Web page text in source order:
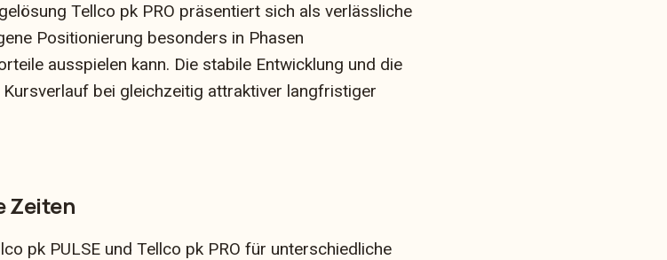
Tellco pk PRO präsentiert sich als verlässliche
Positionierung besonders in Phasen
ausspielen kann. Die stabile Entwicklung und die
bei gleichzeitig attraktiver langfristiger
Zeiten
pk PULSE und Tellco pk PRO für unterschiedliche